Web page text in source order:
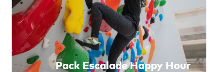
Pack Escalade Happy Hour